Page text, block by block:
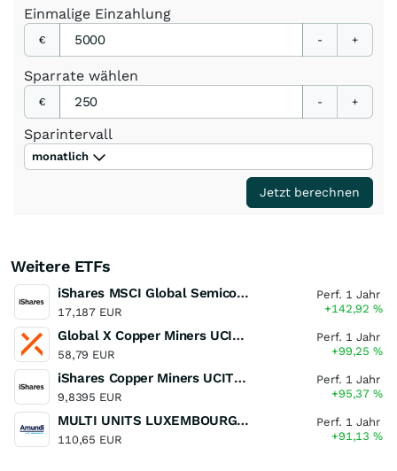
Einmalige Einzahlung
€ - +
Sparrate wählen
€ - +
Sparintervall
monatlich
Jetzt berechnen
Weitere ETFs
iShares MSCI Global Semiconductors UCITS ETF USD (Acc)
17,187 EUR
Perf. 1 Jahr
+142,92%
Global X Copper Miners UCITS ETF USD Acc
58,79 EUR
Perf. 1 Jahr
+99,25%
iShares Copper Miners UCITS ETF
9,8395 EUR
Perf. 1 Jahr
+95,37%
MULTI UNITS LUXEMBOURG - Lyxor MSCI Semiconductors ESG Filtered
110,65 EUR
Perf. 1 Jahr
+91,13%